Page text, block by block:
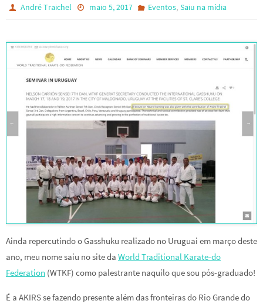
André Traichel maio 5, 2017 Eventos, Saiu na mídia
Ainda repercutindo o Gasshuku realizado no Uruguai em março deste
ano, meu nome saiu no site da World Traditional Karate-do
Federation (WTKF) como palestrante naquilo que sou pós-graduado!
É a AKIRS se fazendo presente além das fronteiras do Rio Grande do